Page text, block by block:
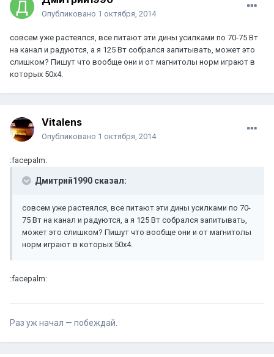
Опубликовано 1 октября, 2014
совсем уже растеялся, все питают эти дины усилками по 70-75 Вт
на канал и радуются, а я 125 Вт собрался запитывать, может это
слишком? Пишут что вообще они и от магнитолы норм играют в
которых 50х4.
Vitalens
Опубликовано 1 октября, 2014
:facepalm:
Дмитрий1990 сказал:
совсем уже растеялся, все питают эти дины усилками по 70-
75 Вт на канал и радуются, а я 125 Вт собрался запитывать,
может это слишком? Пишут что вообще они и от магнитолы
норм играют в которых 50х4.
:facepalm:
Раз уж начал — побеждай.